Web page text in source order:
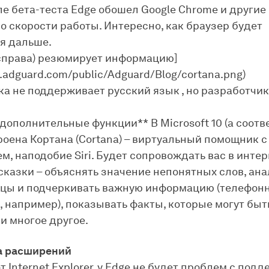
бета-теста Edge обошел Google Chrome и
скорости работы. Интересно, как браузер будет
дальше.
резюмирует информацию]
public/Adguard/Blog/cortana.png)
не поддерживает русский язык , но
функции** В Microsoft 10 (а
Кортана (Cortana) – виртуальный помощник
наподобие Siri. Будет сопровождать вас в
– объяснять значение непонятных слов,
и подчеркивать важную информацию
например), показывать факты, которые могут
многое другое.
расширений